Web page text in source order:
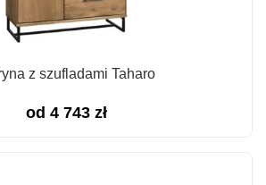
z szufladami Taharo
od 4 743 zł